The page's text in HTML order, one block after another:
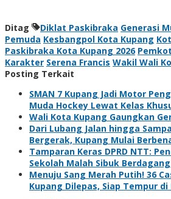
Ditag Diklat Paskibraka Generasi
Pemuda Kesbangpol Kota Kupang
Paskibraka Kota Kupang 2026
Karakter Serena Francis Wakil Wali
Posting Terkait
SMAN 7 Kupang Jadi Motor
Muda Hockey Lewat Kelas
Wali Kota Kupang Gaungkan
Dari Lubang Jalan hingga
Bergerak, Kupang Mulai
Tamparan Keras DPRD NTT:
Sekolah Malah Sibuk Berdagang
Menuju Sang Merah Putih! 36
Kupang Dilepas, Siap Tempur